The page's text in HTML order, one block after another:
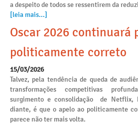
a despeito de todos se ressentirem da
[leia mais...]
Oscar 2026 continuará
politicamente correto
15/03/2026
Talvez, pela tendência de queda de
transformações competitivas
surgimento e consolidação de Netflix,
diante, é que o apelo ao politicamente
parece não ter mais volta.